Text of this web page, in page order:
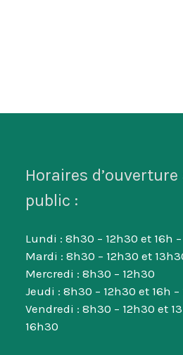
Horaires d’ouverture
public :
Lundi : 8h30 – 12h30 et 16h –
Mardi : 8h30 – 12h30 et
Mercredi : 8h30 – 12h30
Jeudi : 8h30 – 12h30 et 16h –
Vendredi : 8h30 – 12h30 et
16h30